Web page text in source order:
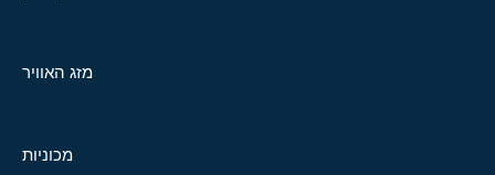
מזג האוויר
מכוניות